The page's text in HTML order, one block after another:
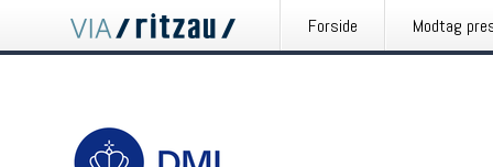
Forside Modtag